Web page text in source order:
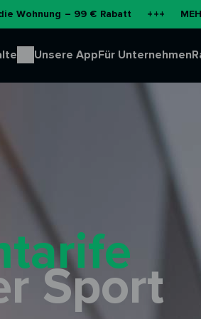
– 99 € Rabatt +++ MEHR
Unsere AppFür Unternehmen
Sport